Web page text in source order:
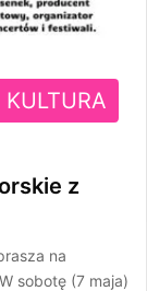
KULTURA
z
na
sobotę (7 maja)